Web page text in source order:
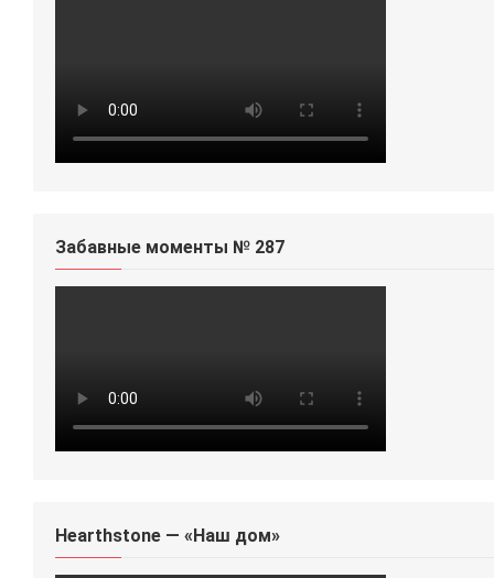
Забавные моменты № 287
Hearthstone — «Наш дом»